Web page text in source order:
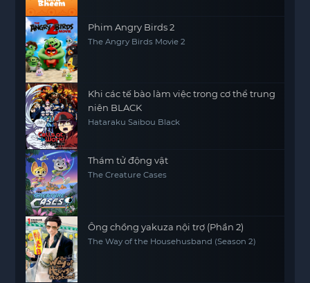
Phim Angry Birds 2
The Angry Birds Movie 2
Khi các tế bào làm việc trong cơ thể trung
niên BLACK
Hataraku Saibou Black
Thám tử động vật
The Creature Cases
Ông chồng yakuza nội trợ (Phần 2)
The Way of the Househusband (Season 2)